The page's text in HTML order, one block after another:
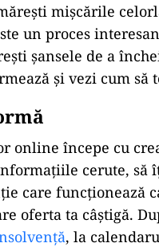
mișcările
un proces
șansele de a
și vezi cum să
începe cu
cerute,
care funcționează
oferta ta câștigă.
, la